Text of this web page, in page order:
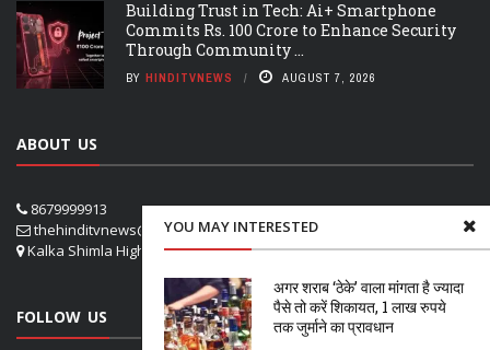
YOU MAY INTERESTED
अगर शराब ‘ठेके’ वाला मांगता है ज्यादा
पैसे तो करें शिकायत, 1 लाख रुपये
तक जुर्माने का प्रावधान
Building Trust in Tech: Ai+ Smartphone
Commits Rs. 100 Crore to Enhance Security
Through Community ...
BY HINDITVNEWS AUGUST 7, 2026
ABOUT US
8679999913
thehinditvnews@gmail.com
Kalka Shimla Highway- VPO Panog, SHOGHI SHIMLA
FOLLOW US